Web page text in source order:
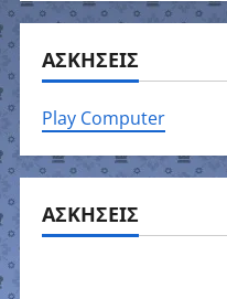
ΑΣΚΗΣΕΙΣ
Play Computer
ΑΣΚΗΣΕΙΣ